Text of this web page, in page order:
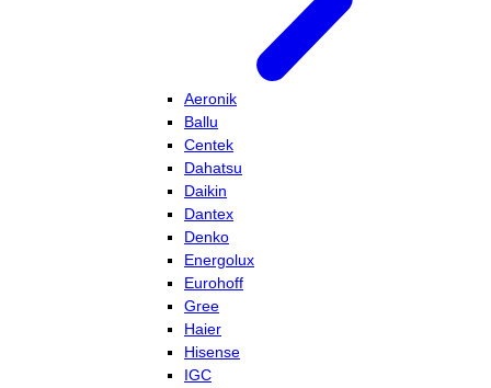
Aeronik
Ballu
Centek
Dahatsu
Daikin
Dantex
Denko
Energolux
Eurohoff
Gree
Haier
Hisense
IGC